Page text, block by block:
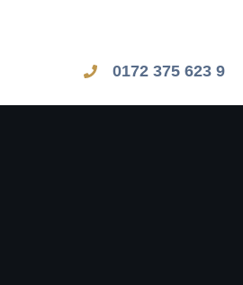
0172 375 623 9